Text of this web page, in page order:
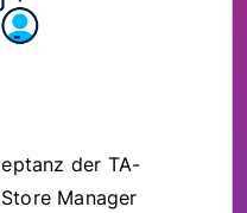
der TA-
Manager